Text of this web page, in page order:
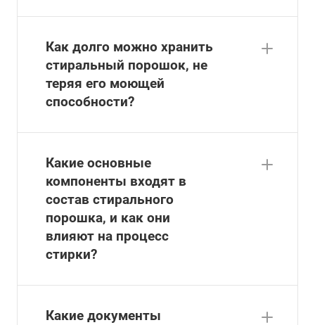
Как долго можно хранить
стиральный порошок, не
теряя его моющей
способности?
Какие основные
компоненты входят в
состав стирального
порошка, и как они
влияют на процесс
стирки?
Какие документы